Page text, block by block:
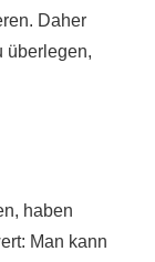
Daher
überlegen,
haben
Man kann